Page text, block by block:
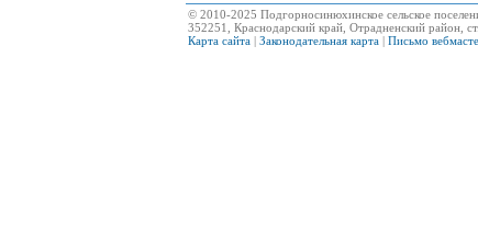
© 2010-2025 Подгорносинюхинское сельское
352251, Краснодарский край, Отрадненский район,
Карта сайта | Законодательная карта | Письмо